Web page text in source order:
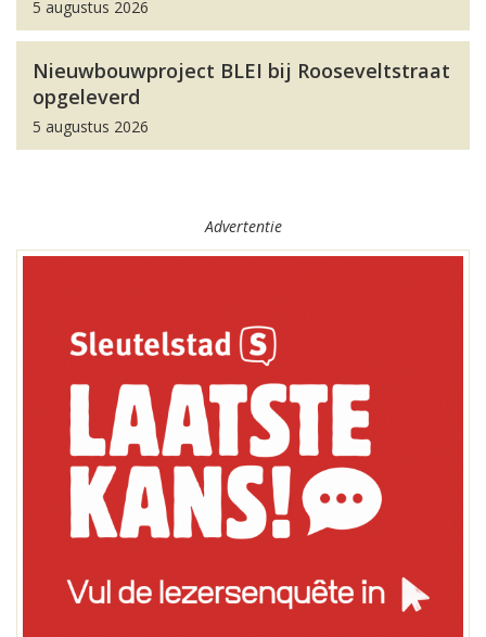
5 augustus 2026
Nieuwbouwproject BLEI bij Rooseveltstraat
opgeleverd
5 augustus 2026
Advertentie